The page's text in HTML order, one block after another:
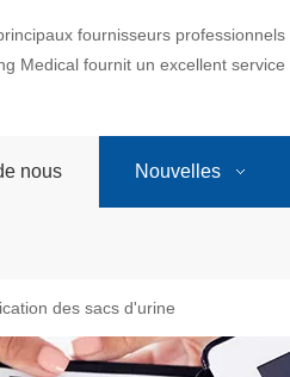
fournisseurs
Medical fournit un excellent
nous Nouvelles
des sacs d'urine